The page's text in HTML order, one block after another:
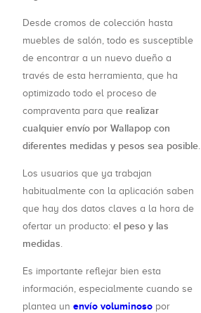
Desde cromos de colección hasta
muebles de salón, todo es susceptible
de encontrar a un nuevo dueño a
través de esta herramienta, que ha
optimizado todo el proceso de
compraventa para que realizar
cualquier envío por Wallapop con
diferentes medidas y pesos sea posible.
Los usuarios que ya trabajan
habitualmente con la aplicación saben
que hay dos datos claves a la hora de
ofertar un producto: el peso y las
medidas.
Es importante reflejar bien esta
información, especialmente cuando se
plantea un envío voluminoso por